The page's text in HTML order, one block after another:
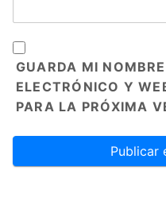
GUARDA MI
ELECTRÓNICO Y
PARA LA PRÓXIMA